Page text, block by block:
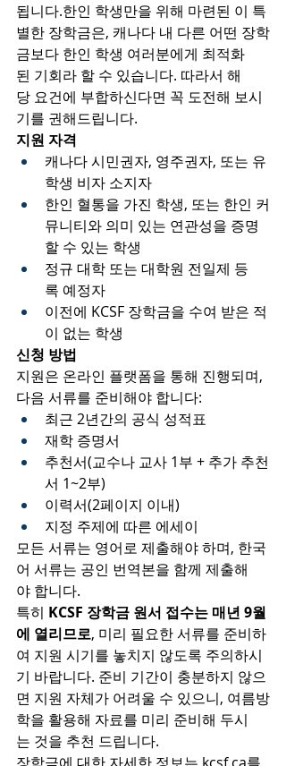
됩니다.한인 학생만을 위해 마련된 이 특
별한 장학금은, 캐나다 내 다른 어떤 장학
금보다 한인 학생 여러분에게 최적화
된 기회라 할 수 있습니다. 따라서 해
당 요건에 부합하신다면 꼭 도전해 보시
기를 권해드립니다.
지원 자격
캐나다 시민권자, 영주권자, 또는 유
학생 비자 소지자
한인 혈통을 가진 학생, 또는 한인 커
뮤니티와 의미 있는 연관성을 증명
할 수 있는 학생
정규 대학 또는 대학원 전일제 등
록 예정자
이전에 KCSF 장학금을 수여 받은 적
이 없는 학생
신청 방법
지원은 온라인 플랫폼을 통해 진행되며,
다음 서류를 준비해야 합니다:
최근 2년간의 공식 성적표
재학 증명서
추천서(교수나 교사 1부 + 추가 추천
서 1~2부)
이력서(2페이지 이내)
지정 주제에 따른 에세이
모든 서류는 영어로 제출해야 하며, 한국
어 서류는 공인 번역본을 함께 제출해
야 합니다.
특히 KCSF 장학금 원서 접수는 매년 9월
에 열리므로, 미리 필요한 서류를 준비하
여 지원 시기를 놓치지 않도록 주의하시
기 바랍니다. 준비 기간이 충분하지 않으
면 지원 자체가 어려울 수 있으니, 여름방
학을 활용해 자료를 미리 준비해 두시
는 것을 추천 드립니다.